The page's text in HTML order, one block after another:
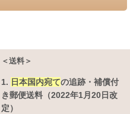
＜送料＞
1. 日本国内宛ての追跡・補償付
き郵便送料（2022年1月20日改
定）